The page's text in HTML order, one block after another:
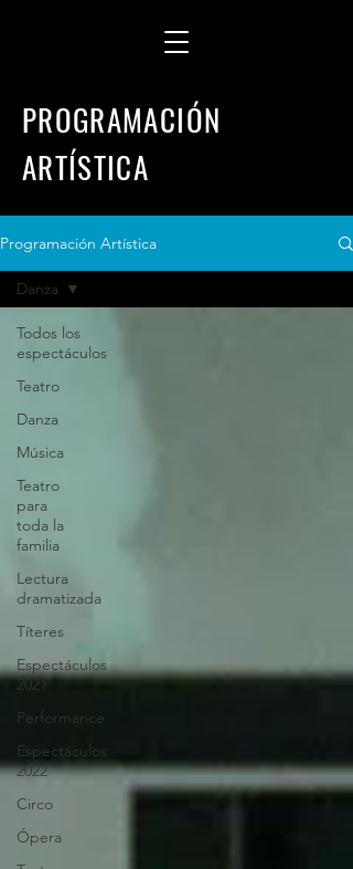
PROGRAMACIÓN
ARTÍSTICA
Programación Artística
Todos los
espectáculos
Teatro
Danza
Música
Teatro
para
toda la
familia
Lectura
dramatizada
Títeres
Espectáculos
2021
Performance
Espectáculos
2022
Circo
Ópera
Danza